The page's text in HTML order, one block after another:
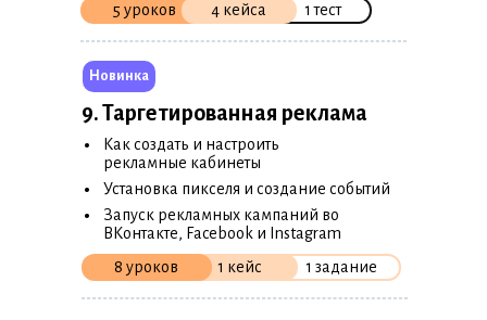
5 уроков 1 тест
4 кейса
1 задание
1 кейс
9. Таргетированная реклама
Как создать и настроить
рекламные кабинеты
•
Установка пикселя и создание событий
•
Запуск рекламных кампаний во
ВКонтакте, Facebook и Instagram
•
8 уроков
Новинка